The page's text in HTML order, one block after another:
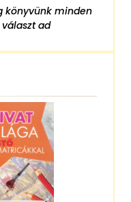
könyvünk minden
ad